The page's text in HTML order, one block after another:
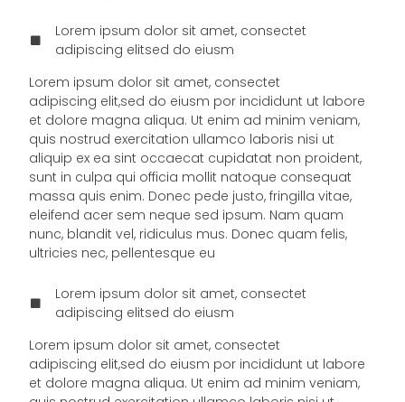
Lorem ipsum dolor sit amet, consectet
adipiscing elitsed do eiusm
Lorem ipsum dolor sit amet, consectet
adipiscing elit,sed do eiusm por incididunt ut labore
et dolore magna aliqua. Ut enim ad minim veniam,
quis nostrud exercitation ullamco laboris nisi ut
aliquip ex ea sint occaecat cupidatat non proident,
sunt in culpa qui officia mollit natoque consequat
massa quis enim. Donec pede justo, fringilla vitae,
eleifend acer sem neque sed ipsum. Nam quam
nunc, blandit vel, ridiculus mus. Donec quam felis,
ultricies nec, pellentesque eu
Lorem ipsum dolor sit amet, consectet
adipiscing elitsed do eiusm
Lorem ipsum dolor sit amet, consectet
adipiscing elit,sed do eiusm por incididunt ut labore
et dolore magna aliqua. Ut enim ad minim veniam,